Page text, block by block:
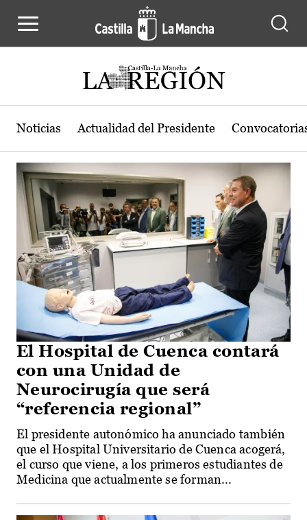
Actualidad de la región de Castilla-
Noticias Actualidad del Presidente
El Hospital de Cuenca contará
con una Unidad de
Neurocirugía que será
“referencia regional”
El presidente autonómico ha anunciado también
que el Hospital Universitario de Cuenca acogerá,
el curso que viene, a los primeros estudiantes de
Medicina que actualmente se forman...